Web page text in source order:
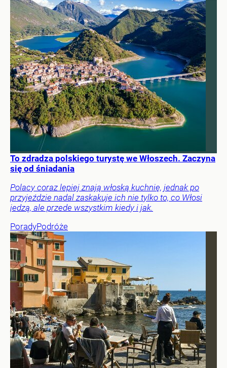
To zdradza polskiego turystę we Włoszech. Zaczyna
się od śniadania
Polacy coraz lepiej znają włoską kuchnię, jednak po
przyjeździe nadal zaskakuje ich nie tylko to, co Włosi
jedzą, ale przede wszystkim kiedy i jak.
PoradyPodróże